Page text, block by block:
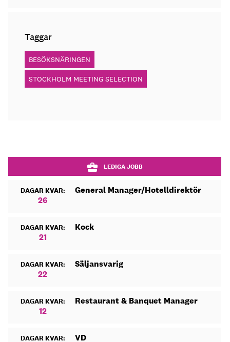
Taggar
BESÖKSNÄRINGEN
STOCKHOLM MEETING SELECTION
LEDIGA JOBB
DAGAR KVAR:
26
General Manager/Hotelldirektör
DAGAR KVAR:
21
Kock
DAGAR KVAR:
22
Säljansvarig
DAGAR KVAR:
12
Restaurant & Banquet Manager
DAGAR KVAR: VD